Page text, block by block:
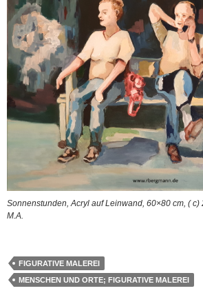
Sonnenstunden, Acryl auf Leinwand, 60×80 cm, (
M.A.
FIGURATIVE MALEREI
MENSCHEN UND ORTE; FIGURATIVE MALEREI